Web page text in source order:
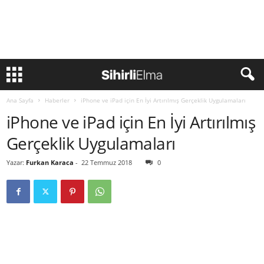
Ana Sayfa Haberler iPhone ve iPad için En İyi Artırılmış Gerçeklik Uygulamaları
iPhone ve iPad için En İyi Artırılmış
Gerçeklik Uygulamaları
Yazar: Furkan Karaca - 22 Temmuz 2018 0